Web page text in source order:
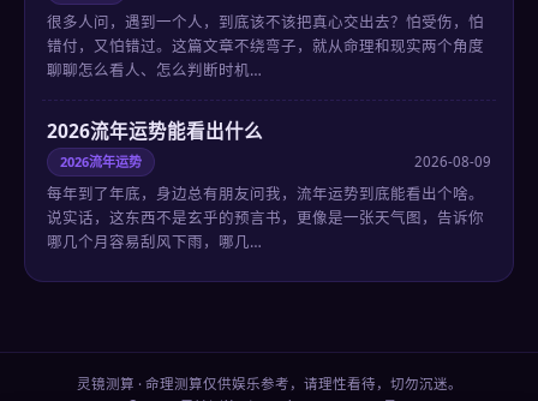
很多人问，遇到一个人，到底该不该把真心交出去？怕受伤，怕
错付，又怕错过。这篇文章不绕弯子，就从命理和现实两个角度
聊聊怎么看人、怎么判断时机…
2026流年运势能看出什么
2026流年运势 2026-08-09
每年到了年底，身边总有朋友问我，流年运势到底能看出个啥。
说实话，这东西不是玄乎的预言书，更像是一张天气图，告诉你
哪几个月容易刮风下雨，哪几…
灵镜测算 · 命理测算仅供娱乐参考，请理性看待，切勿沉迷。